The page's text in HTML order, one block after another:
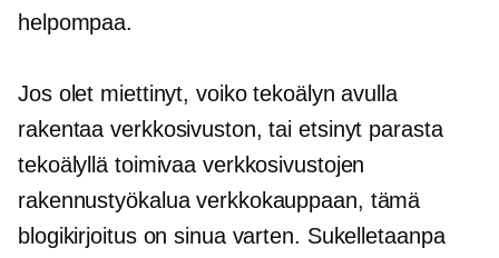
helpompaa.
Jos olet miettinyt, voiko tekoälyn avulla
rakentaa verkkosivuston, tai etsinyt parasta
tekoälyllä toimivaa verkkosivustojen
rakennustyökalua verkkokauppaan, tämä
blogikirjoitus on sinua varten. Sukelletaanpa